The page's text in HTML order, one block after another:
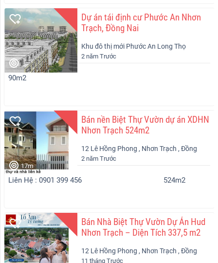
Dự án tái định cư Phước An Nhơn
Trạch, Đồng Nai
Khu đô thị mới Phước An Long Thọ
Nhơn Trạch
2 năm Trước
90m2
17m
Bán nền Biệt Thự Vườn dự án XDHN
Nhơn Trạch 524m2
12 Lê Hồng Phong , Nhơn Trạch , Đồng
Nai
2 năm Trước
Liên Hệ : 0901 399 456 524m2
Bán Nhà Biệt Thự Vườn Dự Án Hud
Nhơn Trạch – Diện Tích 337,5 m2
12 Lê Hồng Phong , Nhơn Trạch , Đồng
11 tháng Trước